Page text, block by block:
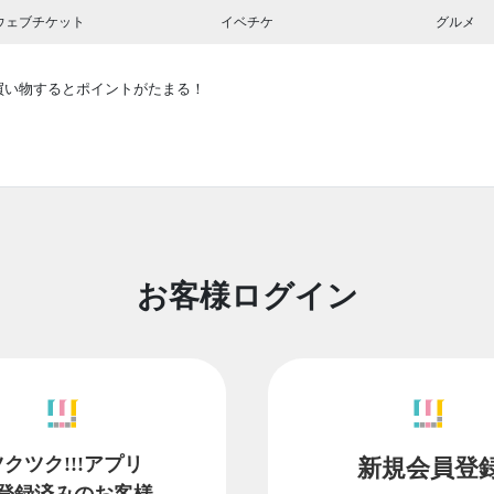
ェブチケット イベチケ グルメ
物するとポイントがたまる！
お客様ログイン
クツク!!!アプリ
新規会員登